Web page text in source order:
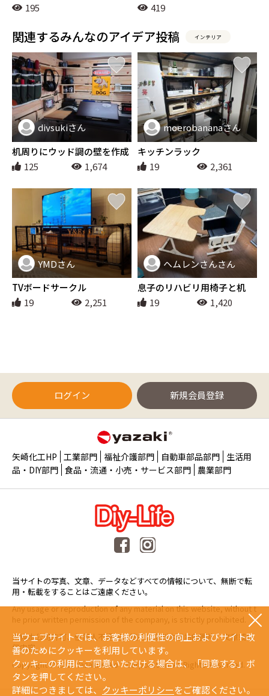
195
419
関連するみんなのアイデア投稿 インテリア
インテリア
diysukiさん
机周りにウッド調の壁を作成
125
1,674
インテリア
moerobananaさん
キッチンラック
19
2,361
インテリア
YMDさん
TVボードサークル
19
2,251
インテリア
ヘムレンさんさん
息子のリハビリ用椅子と机
19
1,420
ログイン 新規会員登録
矢崎化工HP 工業部門 福祉介護部門 自動車部品部門 生活用
品・DIY部門 食品・流通・小売・サービス部門 農業部門
当サイトの写真、文章、データなどすべての情報について、無断で転
用・転載をすることはご遠慮ください。
Any usage or reproduction of any material on this website, without t
he prior written permission of the company, is strictly prohibited.
未經本公司許可、任何人不得擅自使用或複製本網站的圖片、文章或任
何内容。
Copyright © 2015 Yazaki Kako Corporation. All Rights Reserved.
当ウェブサイトでは、お客様の利便性の向上およびサイト改
善のためにクッキーを利用しています。
クッキーの利用にご同意いただける場合は、「同意する」ボ
タンを押してください。
詳細につきましては、 クッキーポリシーをご確認ください。